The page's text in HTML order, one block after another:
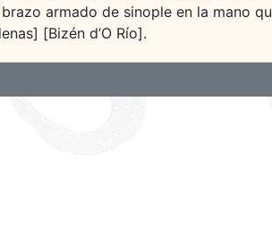
brazo armado de sinople en la mano
[Bizén d’O Río].